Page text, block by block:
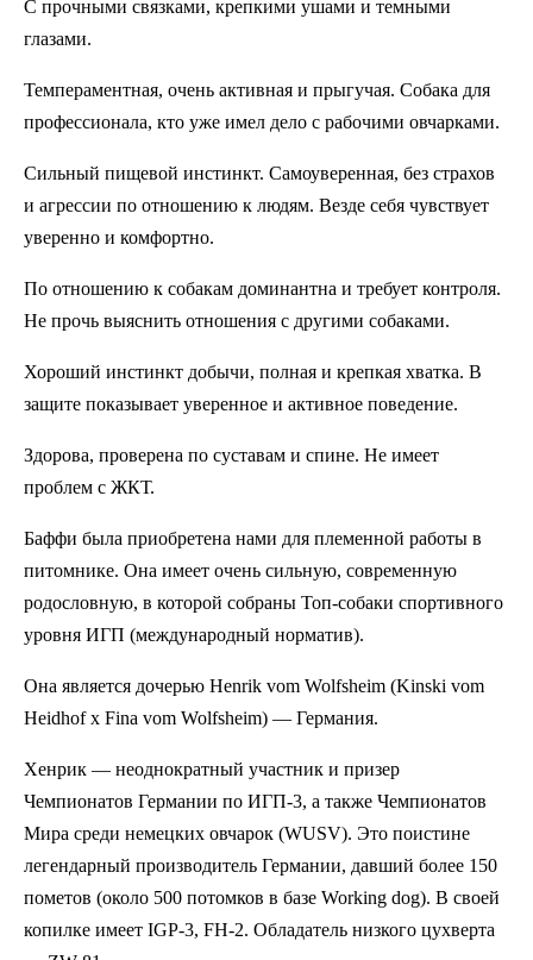
С прочными связками, крепкими ушами и темными
глазами.
Темпераментная, очень активная и прыгучая. Собака для
профессионала, кто уже имел дело с рабочими овчарками.
Сильный пищевой инстинкт. Самоуверенная, без страхов
и агрессии по отношению к людям. Везде себя чувствует
уверенно и комфортно.
По отношению к собакам доминантна и требует контроля.
Не прочь выяснить отношения с другими собаками.
Хороший инстинкт добычи, полная и крепкая хватка. В
защите показывает уверенное и активное поведение.
Здорова, проверена по суставам и спине. Не имеет
проблем с ЖКТ.
Баффи была приобретена нами для племенной работы в
питомнике. Она имеет очень сильную, современную
родословную, в которой собраны Топ-собаки спортивного
уровня ИГП (международный норматив).
Она является дочерью Henrik vom Wolfsheim (Kinski vom
Heidhof x Fina vom Wolfsheim) — Германия.
Хенрик — неоднократный участник и призер
Чемпионатов Германии по ИГП-3, а также Чемпионатов
Мира среди немецких овчарок (WUSV). Это поистине
легендарный производитель Германии, давший более 150
пометов (около 500 потомков в базе Working dog). В своей
копилке имеет IGP-3, FH-2. Обладатель низкого цухверта